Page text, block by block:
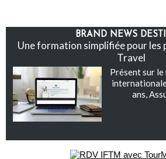
BRAND NEWS
Une formation simplifiée pour les
Travel
Présent sur le
ans,